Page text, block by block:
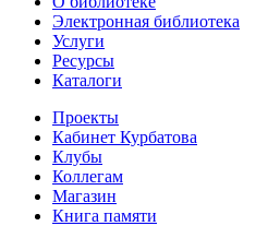
Электронная библиотека
Услуги
Ресурсы
Каталоги
Проекты
Кабинет Курбатова
Клубы
Коллегам
Магазин
Книга памяти